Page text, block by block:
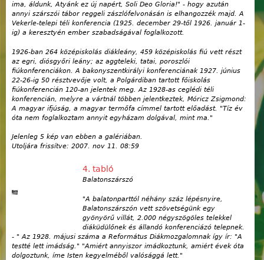
ima, áldunk, Atyánk ez új napért, Soli Deo Gloria!" - hogy azután
annyi szárszói tábor reggeli zászlófelvonásán is elhangozzék majd. A
Vekerle-telepi téli konferencia (1925. december 29-től 1926. január 1-
ig) a keresztyén ember szabadságával foglalkozott.
1926-ban 264 középiskolás diákleány, 459 középiskolás fiú vett részt
az egri, diósgyőri leány; az aggteleki, tatai, poroszlói
fiúkonferenciákon. A bakonyszentkirályi konferenciának 1927. június
22-26-ig 50 résztvevője volt, a Polgárdiban tartott főiskolás
fiúkonferencián 120-an jelentek meg. Az 1928-as ceglédi téli
konferencián, melyre a vártnál többen jelentkeztek, Móricz Zsigmond:
A magyar ifjúság, a magyar termőfa címmel tartott előadást. "Tíz év
óta nem foglalkoztam annyit egyházam dolgával, mint ma."
Jelenleg 5 kép van ebben a galériában.
Utoljára frissítve: 2007. nov 11. 08:59
4. tabló
Balatonszárszó
"A balatonparttól néhány száz lépésnyire,
Balatonszárszón vett szövetségünk egy
gyönyörű villát, 2.000 négyszögöles telekkel
diáküdülőnek és állandó konferenciázó telepnek.
- " Az 1928. májusi száma a Református Diákmozgalomnak így ír: "A
testté lett imádság." "Amiért annyiszor imádkoztunk, amiért évek óta
dolgoztunk, íme Isten kegyelméből valósággá lett."